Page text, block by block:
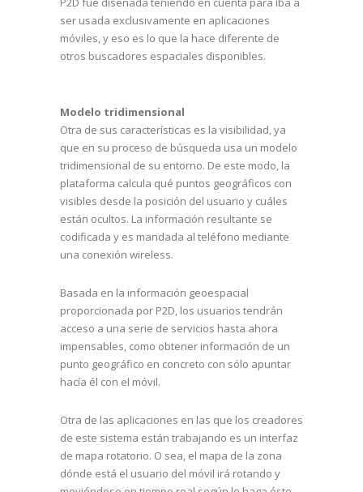
ser usada exclusivamente en aplicaciones
móviles, y eso es lo que la hace diferente de
otros buscadores espaciales disponibles.
Modelo tridimensional
Otra de sus características es la visibilidad, ya
que en su proceso de búsqueda usa un modelo
tridimensional de su entorno. De este modo, la
plataforma calcula qué puntos geográficos con
visibles desde la posición del usuario y cuáles
están ocultos. La información resultante se
codificada y es mandada al teléfono mediante
una conexión wireless.
Basada en la información geoespacial
proporcionada por P2D, los usuarios tendrán
acceso a una serie de servicios hasta ahora
impensables, como obtener información de un
punto geográfico en concreto con sólo apuntar
hacía él con el móvil.
Otra de las aplicaciones en las que los creadores
de este sistema están trabajando es un interfaz
de mapa rotatorio. O sea, el mapa de la zona
dónde está el usuario del móvil irá rotando y